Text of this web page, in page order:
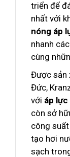
triển để
nhất với
nóng áp
nhanh
cùng
Được sản
Đức,
với áp
còn sở
công
tạo hơi
sạch